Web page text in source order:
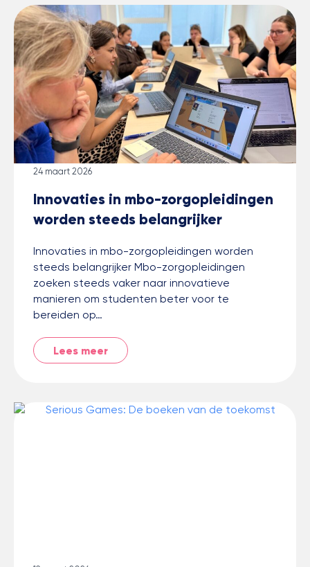
Innovaties in mbo-zorgopleidingen
worden steeds belangrijker
24 maart 2026
Innovaties in mbo-zorgopleidingen worden
steeds belangrijker Mbo-zorgopleidingen
zoeken steeds vaker naar innovatieve
manieren om studenten beter voor te
bereiden op…
Lees meer